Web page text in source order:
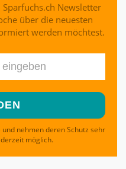
Newsletter
über die neuesten
werden möchtest.
nehmen deren Schutz sehr
möglich.